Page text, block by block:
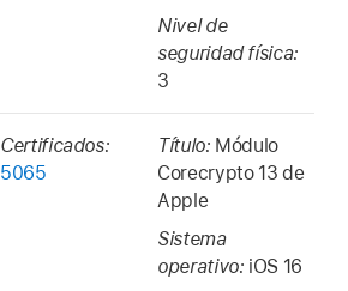
Nivel de
seguridad física:
3
Certificados:
5065
Título: Módulo
Corecrypto 13 de
Apple
Sistema
operativo: iOS 16